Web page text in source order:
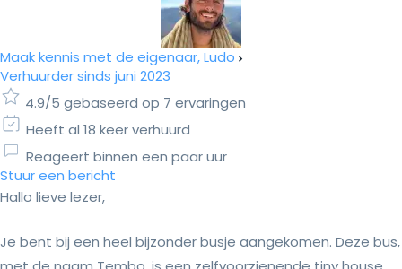
Maak kennis met de eigenaar, Ludo
Verhuurder sinds juni 2023
4.9/5 gebaseerd op 7 ervaringen
Heeft al 18 keer verhuurd
Reageert binnen een paar uur
Stuur een bericht
Hallo lieve lezer,
Je bent bij een heel bijzonder busje aangekomen. Deze bus,